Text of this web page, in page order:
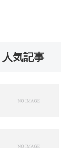
人気記事